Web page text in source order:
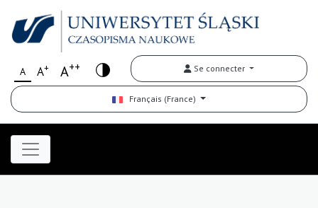
A A+ A++ Se connecter
Français (France)